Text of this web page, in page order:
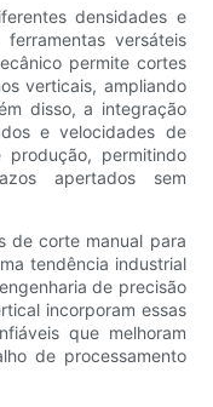
densidades e
versáteis
permite cortes
verticais, ampliando
disso, a integração
e velocidades de
permitindo
apertados sem
de corte manual para
tendência industrial
de precisão
incorporam essas
​​que melhoram
de processamento